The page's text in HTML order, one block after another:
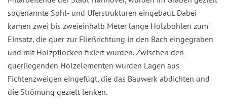
sogenannte Sohl- und Uferstrukturen eingebaut. Dabei
kamen zwei bis zweieinhalb Meter lange Holzbohlen zum
Einsatz, die quer zur Fließrichtung in den Bach eingegraben
und mit Holzpflöcken fixiert wurden. Zwischen den
querliegenden Holzelementen wurden Lagen aus
Fichtenzweigen eingefügt, die das Bauwerk abdichten und
die Strömung gezielt lenken.